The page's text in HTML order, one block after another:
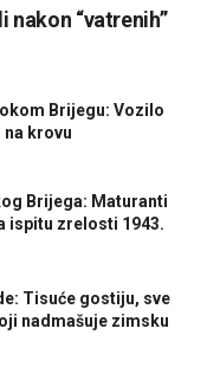
nakon “vatrenih”
Brijegu: Vozilo
krovu
Brijega: Maturanti
ispitu zrelosti 1943.
Tisuće gostiju, sve
nadmašuje zimsku